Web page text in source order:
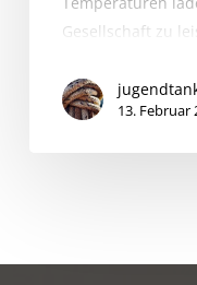
Gesellschaft zu
13. Februar